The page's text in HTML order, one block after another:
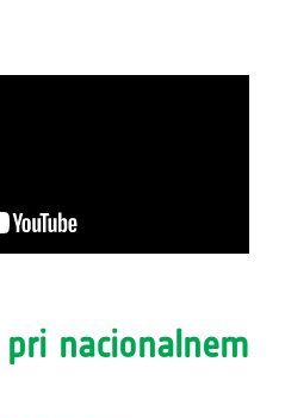
nacionalnem